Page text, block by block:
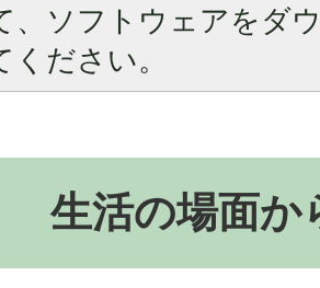
、ソフトウェアをダ
ください。
生活の場面か